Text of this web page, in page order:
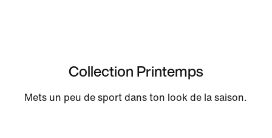
Collection Printemps
Mets un peu de sport dans ton look de la saison.